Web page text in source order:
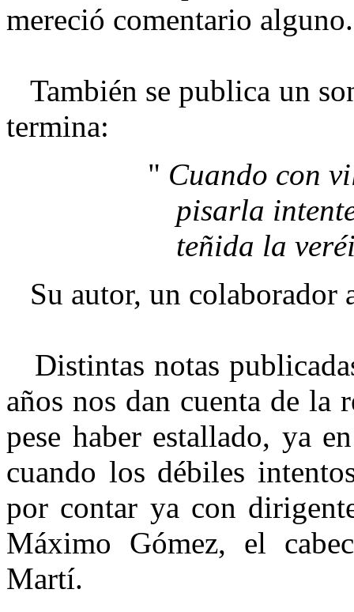
mereció comentario alguno.
También se publica un
termina:
" Cuando con
pisarla
teñida la
Su autor, un colaborador
Distintas notas
años nos dan cuenta de
pese haber estallado, ya
cuando los débiles
por contar ya con
Máximo Gómez, el
Martí.